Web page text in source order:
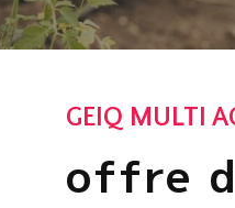
GEIQ MULTI
offre